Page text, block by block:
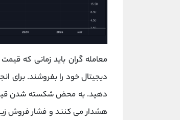
معامله گران باید زمانی که
دیجیتال خود را بفروشند. برای
دهید. به محض شکسته شدن
هشدار می کنند و فشار فروش